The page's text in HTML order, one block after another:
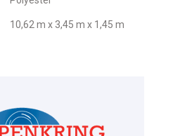
10,62 m x 3,45 m x 1,45 m